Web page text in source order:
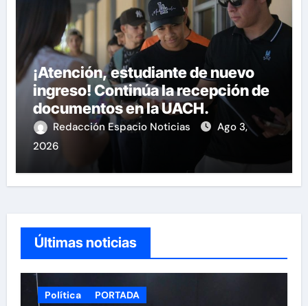
¡Atención, estudiante de nuevo
ingreso! Continúa la recepción de
documentos en la UACH.
Redacción Espacio Noticias
Ago 3,
2026
Últimas noticias
Política PORTADA